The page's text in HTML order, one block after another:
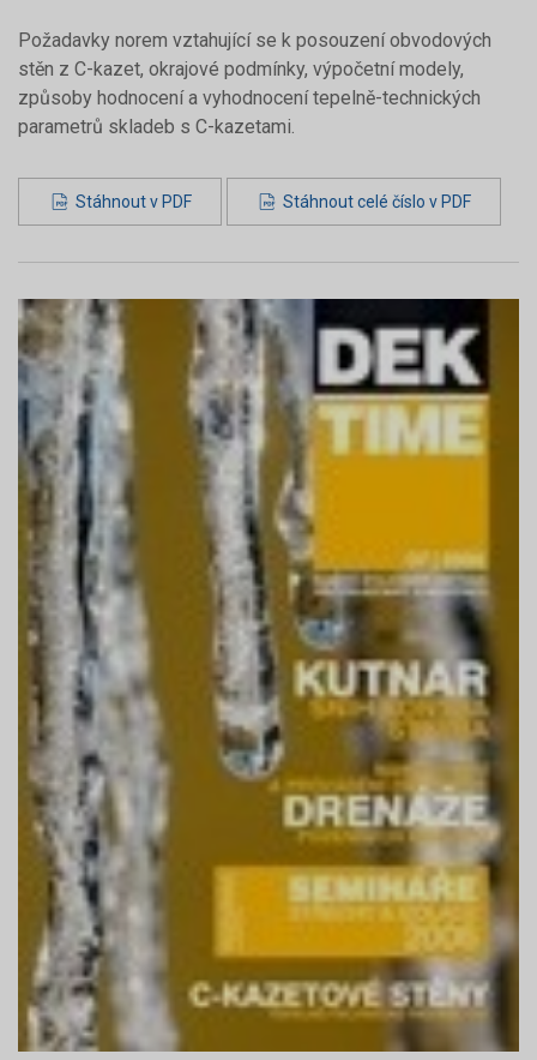
Požadavky norem vztahující se k posouzení obvodových
stěn z C-kazet, okrajové podmínky, výpočetní modely,
způsoby hodnocení a vyhodnocení tepelně-technických
parametrů skladeb s C-kazetami.
Stáhnout v PDF Stáhnout celé číslo v PDF